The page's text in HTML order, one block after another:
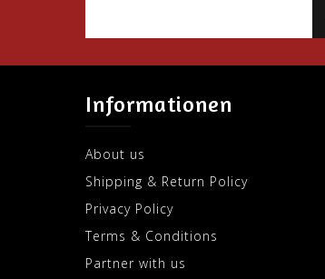
Informationen
About us
Shipping & Return Policy
Privacy Policy
Terms & Conditions
Partner with us